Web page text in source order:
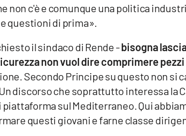
non c'è e comunque una politica
questioni di prima».
il sindaco di Rende -bisogna
non vuol dire comprimere
Secondo Principe su questo non si
discorso che soprattutto interessa la
sul Mediterraneo. Qui
questi giovani e farne classe